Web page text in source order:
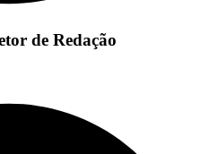
de Redação